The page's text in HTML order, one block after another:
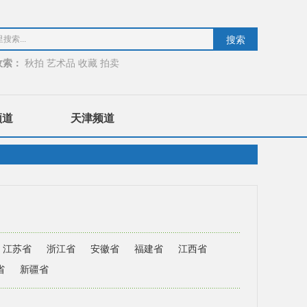
： 秋拍 艺术品 收藏 拍卖
道 天津频道
江苏省 浙江省 安徽省 福建省
江西省
新疆省